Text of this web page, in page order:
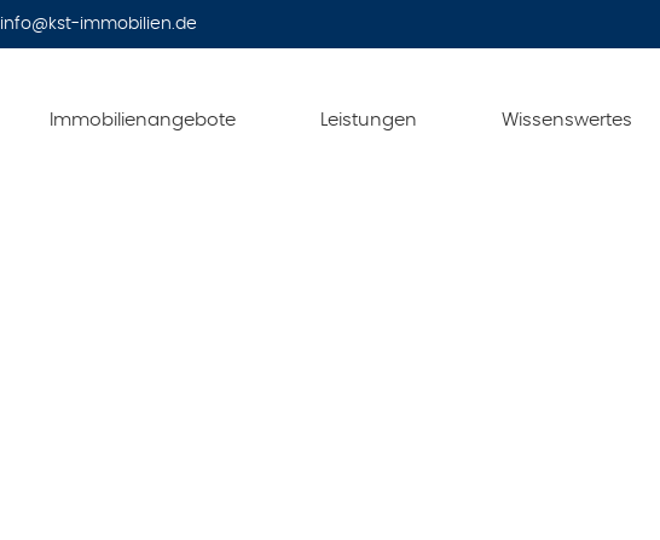
info@kst-immobilien.de
Immobilienangebote Leistungen Wissenswertes